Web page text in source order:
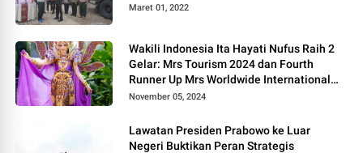
Maret 01, 2022
Wakili Indonesia Ita Hayati Nufus Raih 2
Gelar: Mrs Tourism 2024 dan Fourth
Runner Up Mrs Worldwide International
2024, di Pemilihan Mrs Worldwide 2024
November 05, 2024
Lawatan Presiden Prabowo ke Luar
Negeri Buktikan Peran Strategis